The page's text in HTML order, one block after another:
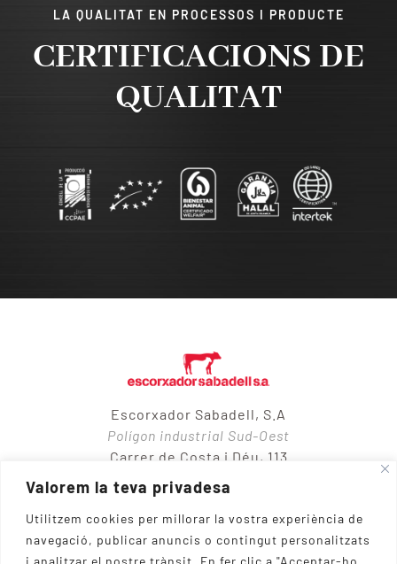
Valorem la teva privadesa
Utilitzem cookies per millorar la vostra experiència de
navegació, publicar anuncis o contingut personalitzats
i analitzar el nostre trànsit.
En fer clic a "Acceptar-ho
LA QUALITAT EN PROCESSOS I PRODUCTE
CERTIFICACIONS DE
QUALITAT
Escorxador Sabadell, S.A
Polígon industrial Sud-Oest
Carrer de Costa i Déu, 113
08205 – Sabadell
937 10 65 50